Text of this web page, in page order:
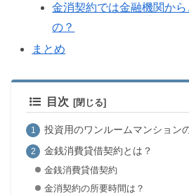
金消契約では金融機関か
の？
まとめ
目次
投資用のワンルームマンション
金銭消費貸借契約とは？
金銭消費貸借契約
金消契約の所要時間は？